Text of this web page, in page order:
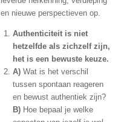
en nieuwe perspectieven op.
Authenticiteit is niet
hetzelfde als zichzelf zijn,
het is een bewuste keuze.
A)Wat is het verschil
tussen spontaan reageren
en bewust authentiek zijn?
B)Hoe bepaal je welke